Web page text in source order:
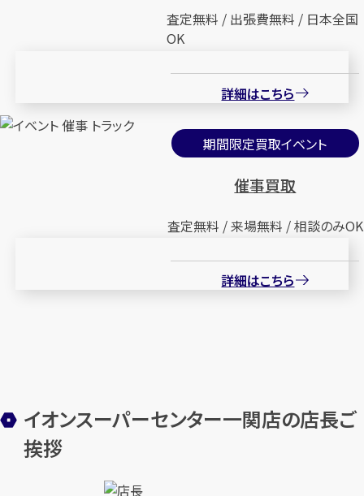
査定無料 / 出張費無料 / 日本全国
OK
詳細はこちら
期間限定買取イベント
催事買取
査定無料 / 来場無料 / 相談のみOK
詳細はこちら
イオンスーパーセンター一関店の店長ご
挨拶